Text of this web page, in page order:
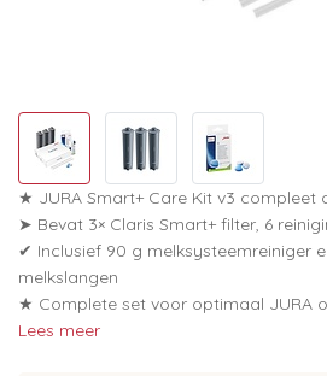
★ JURA Smart+ Care Kit v3 compleet
➤ Bevat 3× Claris Smart+ filter, 6
✔ Inclusief 90 g melksysteemreiniger
melkslangen
★ Complete set voor optimaal JURA
Lees meer